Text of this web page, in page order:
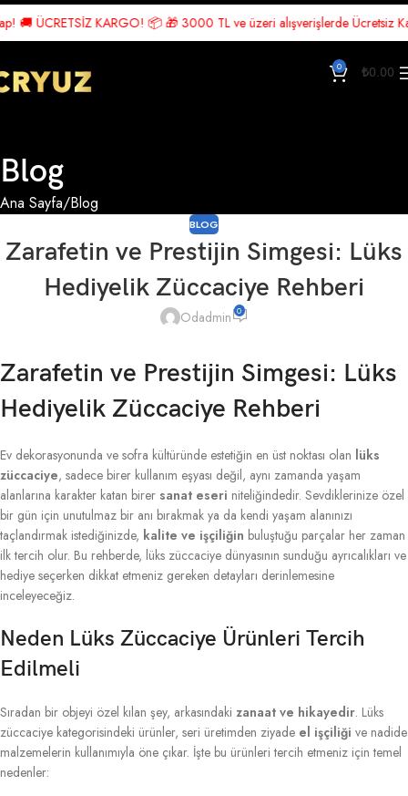
KARGO! 📦 🎁 3000 TL ve üzeri alışverişlerde Ücretsiz Kargo!
0 ₺0.00
Blog
Ana Sayfa Blog
BLOG
Zarafetin ve Prestijin Simgesi: Lüks
Hediyelik Züccaciye Rehberi
Odadmin 0
Zarafetin ve Prestijin Simgesi: Lüks
Hediyelik Züccaciye Rehberi
Ev dekorasyonunda ve sofra kültüründe estetiğin en üst noktası olan lüks
züccaciye, sadece birer kullanım eşyası değil, aynı zamanda yaşam
alanlarına karakter katan birer sanat eseri niteliğindedir. Sevdiklerinize özel
bir gün için unutulmaz bir anı bırakmak ya da kendi yaşam alanınızı
taçlandırmak istediğinizde, kalite ve işçiliğin buluştuğu parçalar her zaman
ilk tercih olur. Bu rehberde, lüks züccaciye dünyasının sunduğu ayrıcalıkları ve
hediye seçerken dikkat etmeniz gereken detayları derinlemesine
inceleyeceğiz.
Neden Lüks Züccaciye Ürünleri Tercih
Edilmeli
Sıradan bir objeyi özel kılan şey, arkasındaki zanaat ve hikayedir. Lüks
züccaciye kategorisindeki ürünler, seri üretimden ziyade el işçiliği ve nadide
malzemelerin kullanımıyla öne çıkar. İşte bu ürünleri tercih etmeniz için temel
nedenler: